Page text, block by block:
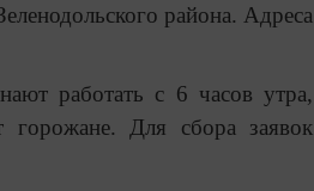
района. Адреса
работать с 6 часов утра,
Для сбора заявок